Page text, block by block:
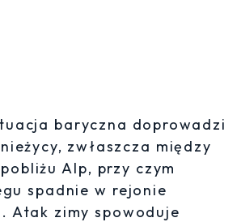
baryczna doprowadzi
zwłaszcza między
Alp, przy czym
spadnie w rejonie
Atak zimy spowoduje